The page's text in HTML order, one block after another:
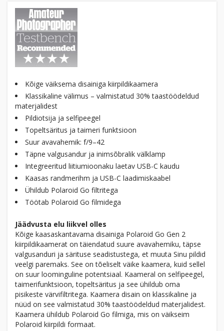
Kõige väiksema disainiga kiirpildikaamera
Klassikaline välimus – valmistatud 30% taastöödeldud
materjalidest
Pildiotsija ja selfipeegel
Topeltsäritus ja taimeri funktsioon
Suur avavahemik: f/9–42
Täpne valgusandur ja inimsõbralik välklamp
Integreeritud liitiumioonaku laetav USB-C kaudu
Kaasas randmerihm ja USB-C laadimiskaabel
Ühildub Polaroid Go filtritega
Töötab Polaroid Go filmidega
Jäädvusta elu liikvel olles
Kõige kaasaskantavama disainiga Polaroid Go Gen 2
kiirpildikaamerat on täiendatud suure avavahemiku, täpse
valgusanduri ja särituse seadistustega, et muuta Sinu pildid
veelgi paremaks. See on tõeliselt väike kaamera, kuid sellel
on suur loominguline potentsiaal. Kaameral on selfipeegel,
taimerifunktsioon, topeltsäritus ja see ühildub oma
pisikeste värvifiltritega. Kaamera disain on klassikaline ja
nüüd on see valmistatud 30% taastöödeldud materjalidest.
Kaamera ühildub Polaroid Go filmiga, mis on väikseim
Polaroid kiirpildi formaat.